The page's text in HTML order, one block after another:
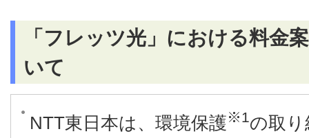
「フレッツ光」における料金
いて
NTT東日本は、環境保護※1の取